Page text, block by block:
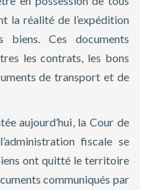
la réalité de l’expédition
Ces documents
les contrats, les bons
de transport et de
aujourd’hui, la Cour de
fiscale se
ont quitté le territoire
communiqués par